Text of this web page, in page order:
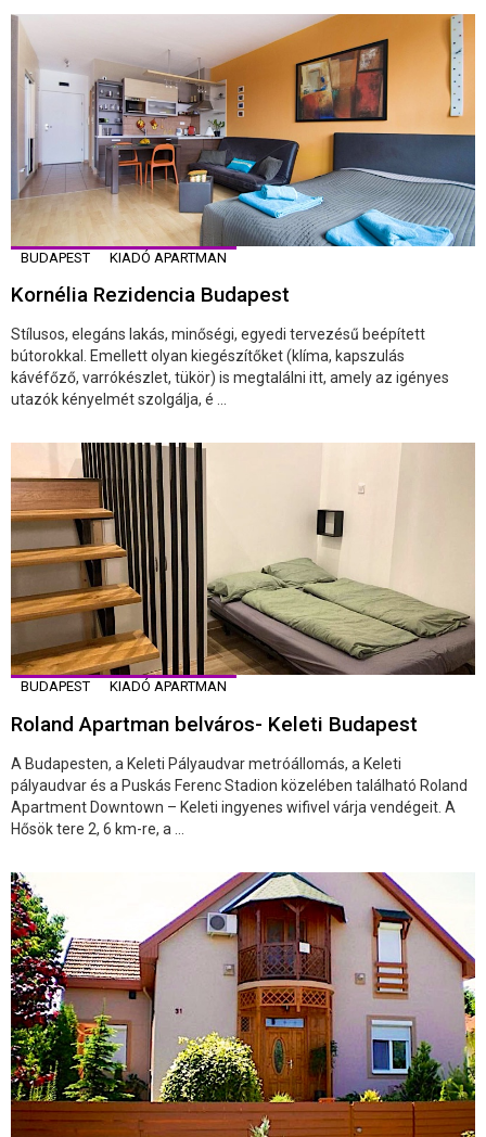
BUDAPEST KIADÓ APARTMAN
Kornélia Rezidencia Budapest
Stílusos, elegáns lakás, minőségi, egyedi tervezésű beépített
bútorokkal. Emellett olyan kiegészítőket (klíma, kapszulás
kávéfőző, varrókészlet, tükör) is megtalálni itt, amely az igényes
utazók kényelmét szolgálja, é ...
BUDAPEST KIADÓ APARTMAN
Roland Apartman belváros- Keleti Budapest
A Budapesten, a Keleti Pályaudvar metróállomás, a Keleti
pályaudvar és a Puskás Ferenc Stadion közelében található Roland
Apartment Downtown – Keleti ingyenes wifivel várja vendégeit. A
Hősök tere 2, 6 km-re, a ...